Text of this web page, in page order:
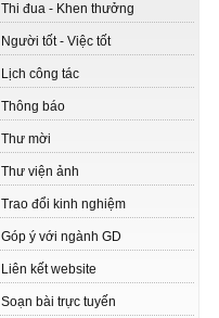
Thi đua - Khen thưởng
Người tốt - Việc tốt
Lịch công tác
Thông báo
Thư mời
Thư viện ảnh
Trao đổi kinh nghiệm
Góp ý với ngành GD
Liên kết website
Soạn bài trực tuyến